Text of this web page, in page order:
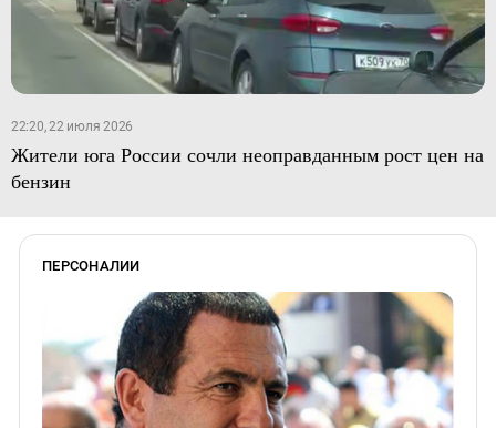
22:20, 22 июля 2026
Жители юга России сочли неоправданным рост цен на
бензин
ПЕРСОНАЛИИ